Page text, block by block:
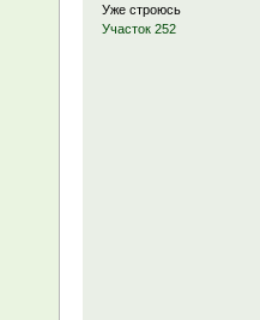
Уже строюсь
Участок 252